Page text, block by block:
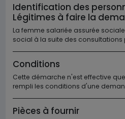
Identification des
Légitimes à faire la
La femme salariée assurée
social à la suite des consultations
Conditions
Cette démarche n'est effective
rempli les conditions d'une
Pièces à fournir